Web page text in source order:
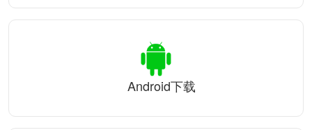
Android下载